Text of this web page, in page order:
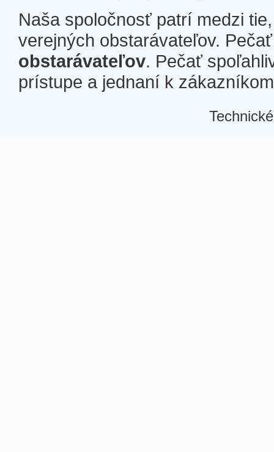
Naša spoločnosť patrí medzi
verejných obstarávateľov.
obstarávateľov. Pečať
prístupe a jednaní k